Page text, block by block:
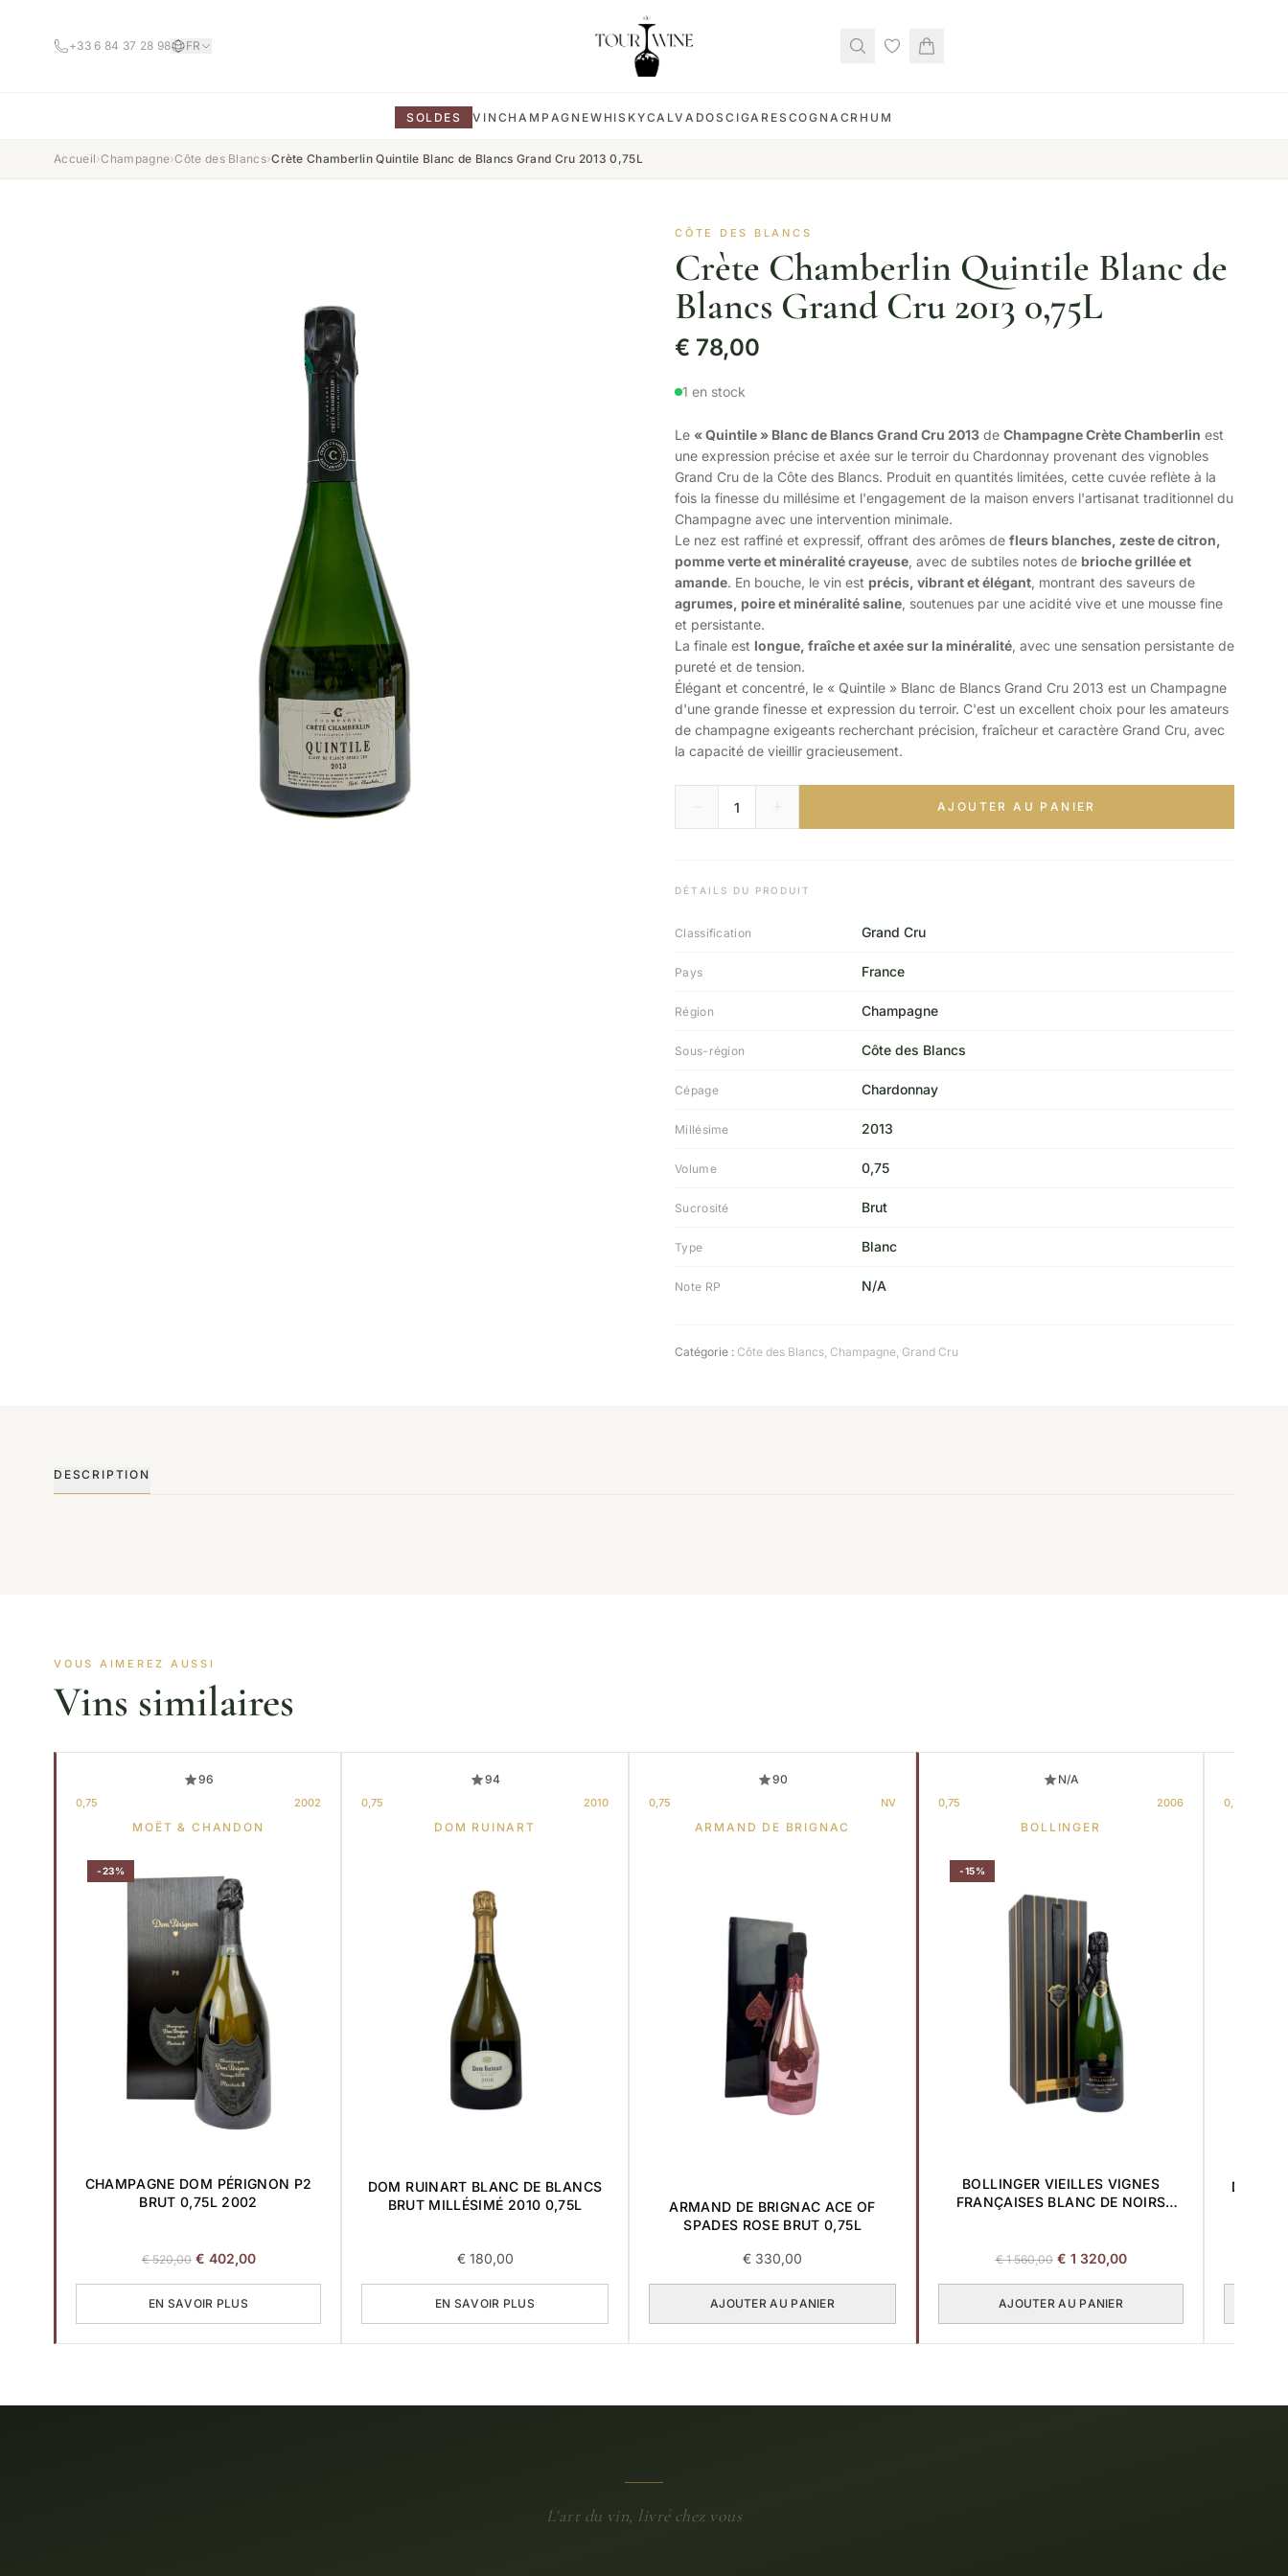
+33 6 84 37 28 98 FR
SOLDES VIN CHAMPAGNEWHISKYCALVADOS CIGARES COGNAC RHUM
Accueil›Champagne›Côte des Blancs›Crète Chamberlin Quintile Blanc de Blancs Grand Cru 2013 0,75L
CÔTE DES BLANCS
Crète Chamberlin Quintile Blanc de
Blancs Grand Cru 2013 0,75L
€ 78,00
1 en stock
Le « Quintile » Blanc de Blancs Grand Cru 2013 de Champagne Crète Chamberlin est
une expression précise et axée sur le terroir du Chardonnay provenant des vignobles
Grand Cru de la Côte des Blancs. Produit en quantités limitées, cette cuvée reflète à la
fois la finesse du millésime et l'engagement de la maison envers l'artisanat traditionnel du
Champagne avec une intervention minimale.
Le nez est raffiné et expressif, offrant des arômes de fleurs blanches, zeste de citron,
pomme verte et minéralité crayeuse, avec de subtiles notes de brioche grillée et
amande. En bouche, le vin est précis, vibrant et élégant, montrant des saveurs de
agrumes, poire et minéralité saline, soutenues par une acidité vive et une mousse fine
et persistante.
La finale est longue, fraîche et axée sur la minéralité, avec une sensation persistante de
pureté et de tension.
Élégant et concentré, le « Quintile » Blanc de Blancs Grand Cru 2013 est un Champagne
d'une grande finesse et expression du terroir. C'est un excellent choix pour les amateurs
de champagne exigeants recherchant précision, fraîcheur et caractère Grand Cru, avec
la capacité de vieillir gracieusement.
AJOUTER AU PANIER
DÉTAILS DU PRODUIT
Classification Grand Cru
Pays France
Région Champagne
Sous-région Côte des Blancs
Cépage Chardonnay
Millésime 2013
Volume 0,75
Sucrosité Brut
Type Blanc
Note RP N/A
Catégorie : Côte des Blancs, Champagne, Grand Cru
DESCRIPTION
VOUS AIMEREZ AUSSI
Vins similaires
96
0,75 2002
MOËT & CHANDON
-23%
CHAMPAGNE DOM PÉRIGNON P2
BRUT 0,75L 2002
€520,00 Le
initial
€ 402,00Le
EN SAVOIR PLUS
94
0,75 2010
DOM RUINART
DOM RUINART BLANC DE BLANCS
BRUT MILLÉSIMÉ 2010 0,75L
€180,00
EN SAVOIR PLUS
90
0,75 NV
ARMAND DE BRIGNAC
ARMAND DE BRIGNAC ACE OF
SPADES ROSE BRUT 0,75L
€ 330,00
AJOUTER AU PANIER
N/A
0,75 2006
BOLLINGER
-15%
BOLLINGER VIEILLES VIGNES
FRANÇAISES BLANC DE NOIRS
€1 560,00 Le
initial
€ 1 320,00Le
AJOUTER AU PANIER
0,75
DOM
L'art du vin, livré chez vous